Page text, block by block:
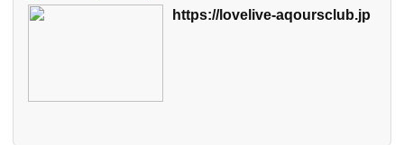
https://lovelive-aqoursclub.jp